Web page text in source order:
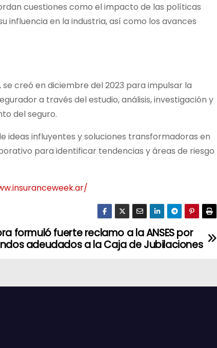
cuestiones como el impacto de las políticas
influencia en la industria, así como los avances
creó en diciembre del 2023 para impulsar la
a través del estudio, análisis, investigación y
del seguro.
ideas influyentes y soluciones transformadoras en
para identificar tendencias y áreas de riesgo
formuló fuerte reclamo a la ANSES por
adeudados a la Caja de Jubilaciones